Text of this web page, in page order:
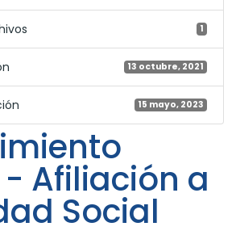
1
13 octubre, 2021
15 mayo, 2023
- Afiliación a
Social